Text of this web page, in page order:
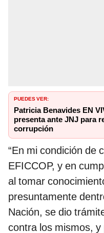
PUEDES VER:
Patricia Benavides EN
presenta ante JNJ para
corrupción
“En mi condición de
EFICCOP, y en
al tomar
presuntamente
Nación, se dio
contra los mismos,